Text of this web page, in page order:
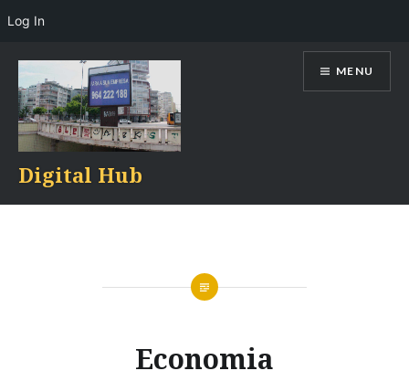
content
Digital Hub
MENU
Economia
Log In